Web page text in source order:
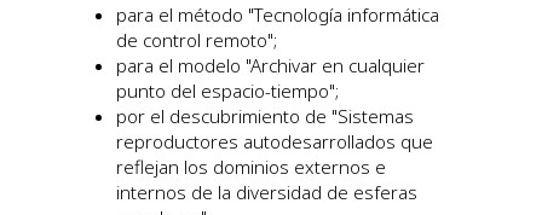
para el método "Tecnología informática
de control remoto";
para el modelo "Archivar en cualquier
punto del espacio-tiempo";
por el descubrimiento de "Sistemas
reproductores autodesarrollados que
reflejan los dominios externos e
internos de la diversidad de esferas